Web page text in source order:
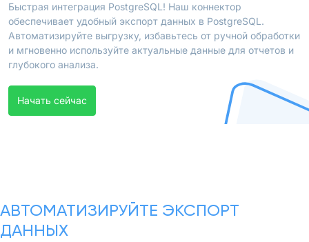
Быстрая интеграция PostgreSQL! Наш коннектор
обеспечивает удобный экспорт данных в PostgreSQL.
Автоматизируйте выгрузку, избавьтесь от ручной обработки
и мгновенно используйте актуальные данные для отчетов и
глубокого анализа.
Начать сейчас
АВТОМАТИЗИРУЙТЕ ЭКСПОРТ
ДАННЫХ